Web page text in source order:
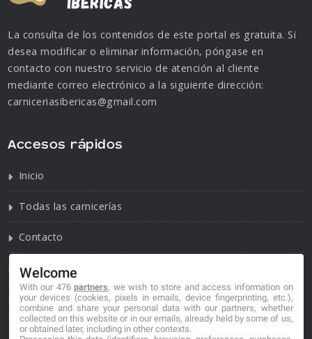
La consulta de los contenidos de este portal es gratuita. Si
desea modificar o eliminar información, póngase en
contacto con nuestro servicio de atención al cliente
mediante correo electrónico a la siguiente dirección:
carniceriasibericas@gmail.com
Accesos rápidos
Inicio
Todas las carnicerías
Contacto
Política de cookies
Política de privacidad
Welcome
With our 476partners, we wish to store and access information on
your devices (cookies, pixels in emails, device fingerprinting, etc.),
combine and share your personal data with our partners, whether
collected on this website or in our emails, already held by some of us,
or obtained later, including in other contexts.